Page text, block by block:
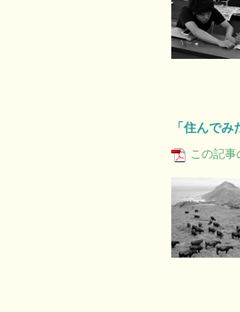
「住んで
この記事